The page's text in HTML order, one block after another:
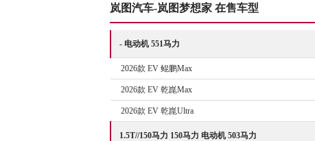
岚图汽车-岚图梦想家 在售车型
- 电动机 551马力
2026款 EV 鲲鹏Max
2026款 EV 乾崑Max
2026款 EV 乾崑Ultra
1.5T//150马力 150马力 电动机 503马力